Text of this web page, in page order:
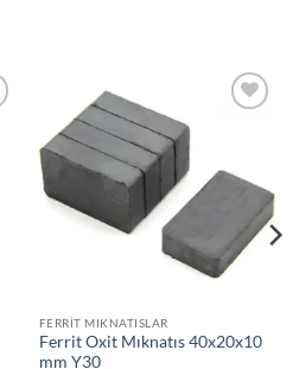
FERRIT MIKNATISLAR
Ferrit Oxit Mıknatıs 40x20x10
mm Y30